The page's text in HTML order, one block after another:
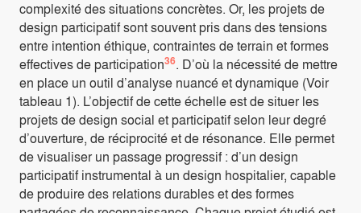
complexité des situations concrètes. Or, les projets de
design participatif sont souvent pris dans des tensions
entre intention éthique, contraintes de terrain et formes
effectives de participation36. D’où la nécessité de mettre
en place un outil d’analyse nuancé et dynamique (Voir
tableau 1). L’objectif de cette échelle est de situer les
projets de design social et participatif selon leur degré
d’ouverture, de réciprocité et de résonance. Elle permet
de visualiser un passage progressif : d’un design
participatif instrumental à un design hospitalier, capable
de produire des relations durables et des formes